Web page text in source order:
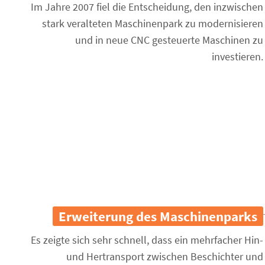
Im Jahre 2007 fiel die Entscheidung, den inzwischen
stark veralteten Maschinenpark zu modernisieren
und in neue CNC gesteuerte Maschinen zu
investieren.
Erweiterung des Maschinenparks
Es zeigte sich sehr schnell, dass ein mehrfacher Hin-
und Hertransport zwischen Beschichter und